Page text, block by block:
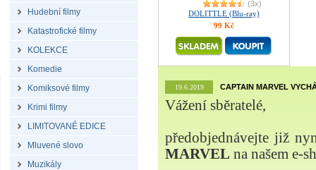
Hudební filmy
Katastrofické filmy
KOLEKCE
Komedie
Komiksové filmy
Krimi filmy
LIMITOVANÉ EDICE
Mluvené slovo
Muzikály
(3x)
DOLITTLE (Blu-ray)
99 Kč
19.6.2019 CAPTAIN MARVEL
Vážení sběratelé,
předobjednávejte již
MARVEL na našem e-